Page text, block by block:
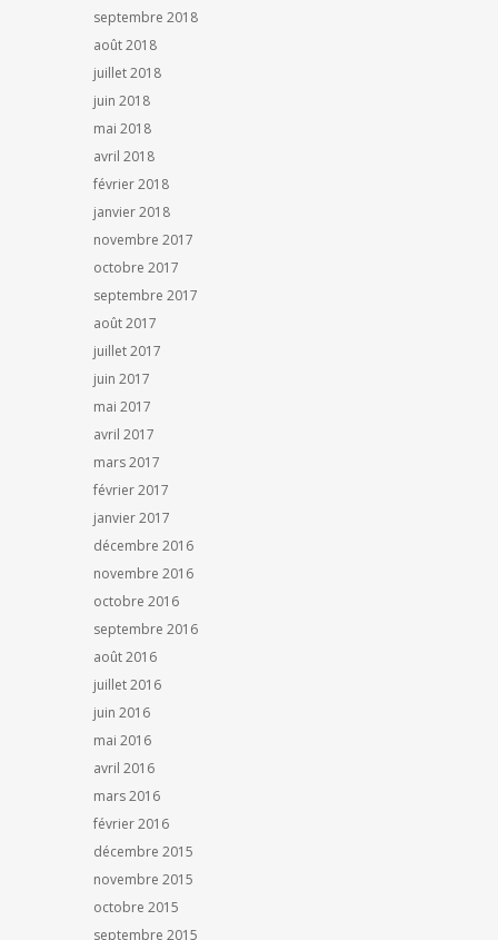
septembre 2018
août 2018
juillet 2018
juin 2018
mai 2018
avril 2018
février 2018
janvier 2018
novembre 2017
octobre 2017
septembre 2017
août 2017
juillet 2017
juin 2017
mai 2017
avril 2017
mars 2017
février 2017
janvier 2017
décembre 2016
novembre 2016
octobre 2016
septembre 2016
août 2016
juillet 2016
juin 2016
mai 2016
avril 2016
mars 2016
février 2016
décembre 2015
novembre 2015
octobre 2015
septembre 2015